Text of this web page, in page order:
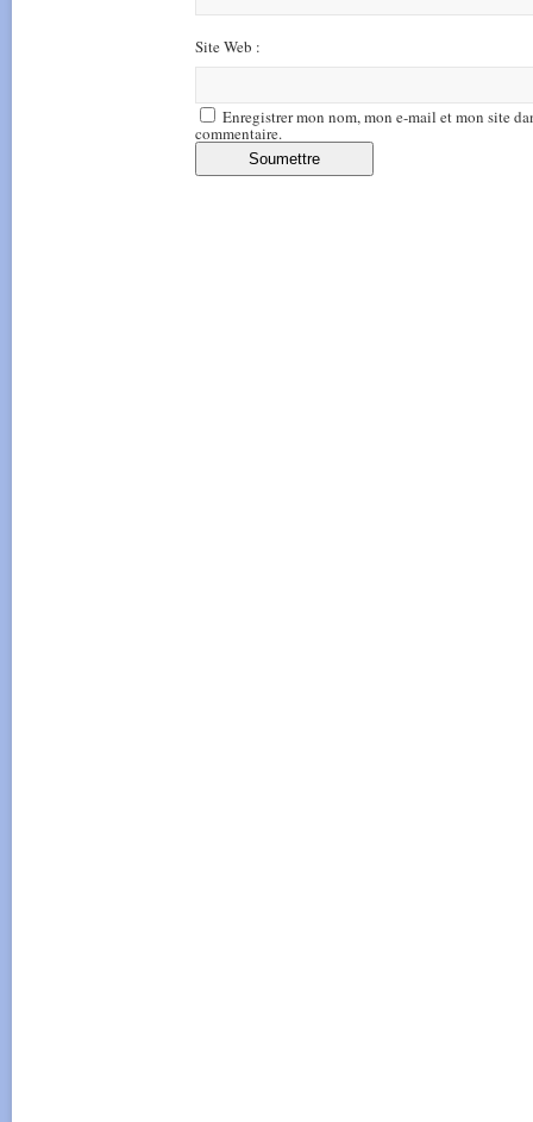
Site Web :
Enregistrer mon nom, mon e-mail et mon site
commentaire.